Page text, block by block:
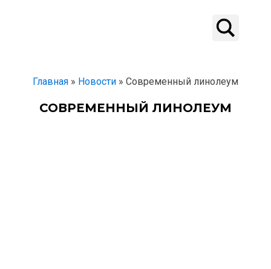
Главная » Новости » Современный линолеум
СОВРЕМЕННЫЙ ЛИНОЛЕУМ